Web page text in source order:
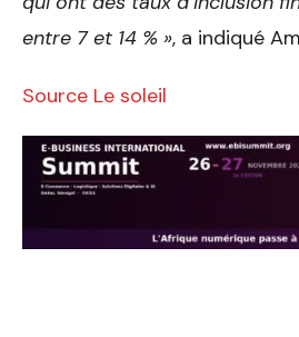
entre 7 et 14 % », a indiqué
Source Le soleil